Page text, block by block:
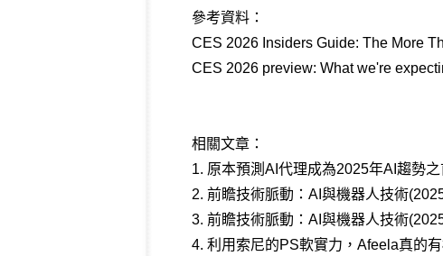
參考資料：
CES 2026 Insiders Guide: The More
CES 2026 preview: What we're
相關文章：
1. 原本預測AI代理成為2025年AI趨勢
2. 前瞻技術脈動：AI與機器人技術
3. 前瞻技術脈動：AI與機器人技術
4. 利用索尼的PS軟實力，Afeela真的